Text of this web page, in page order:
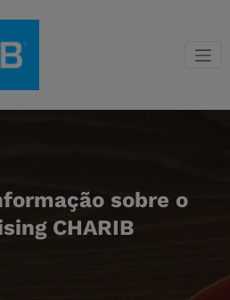
Gestão de
Franchising de gestão
sobre o
CHARIB